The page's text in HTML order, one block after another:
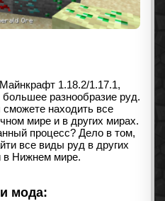
1.18.2/1.17.1,
разнообразие руд.
находить все
мире и в других мирах.
процесс? Дело в том,
все виды руд в других
в Нижнем мире.
мода: